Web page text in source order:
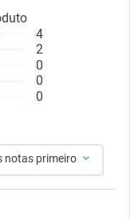
4
2
0
0
0
notas primeiro